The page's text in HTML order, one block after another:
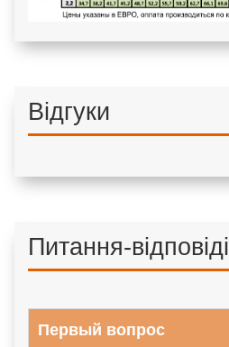
Відгуки
Питання-відповіді
Первый вопрос